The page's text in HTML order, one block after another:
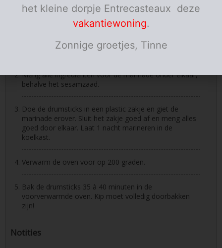
Porties:
sstuks
Kruid de drumsticks met pezo.
Meng alle ingrediënten voor de marinade onder elkaar,
behalve het sesamzaad.
Doe de drumsticks in een plastic zakje en giet de
marinade erover. Sluit het zakje goed af en meng alles
goed door elkaar. Laat 1 nacht marineren in de
koelkast.
Verwarm de oven voor op 200 graden.
Bak de drumsticks 35 à 40 minuten in de
voorverwarmde oven. Kip moet volledig doorbakken
zijn!
Notities
het kleine dorpje Entrecasteaux deze
vakantiewoning.
Zonnige groetjes, Tinne